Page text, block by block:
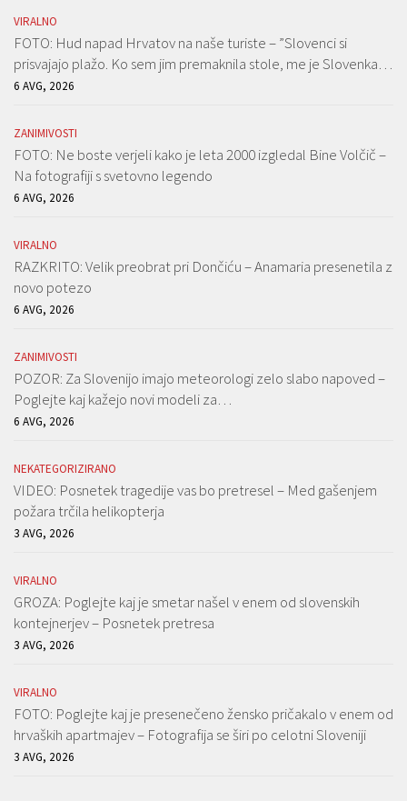
VIRALNO
FOTO: Hud napad Hrvatov na naše turiste – ”Slovenci si
prisvajajo plažo. Ko sem jim premaknila stole, me je Slovenka…
6 AVG, 2026
ZANIMIVOSTI
FOTO: Ne boste verjeli kako je leta 2000 izgledal Bine Volčič –
Na fotografiji s svetovno legendo
6 AVG, 2026
VIRALNO
RAZKRITO: Velik preobrat pri Dončiću – Anamaria presenetila z
novo potezo
6 AVG, 2026
ZANIMIVOSTI
POZOR: Za Slovenijo imajo meteorologi zelo slabo napoved –
Poglejte kaj kažejo novi modeli za…
6 AVG, 2026
NEKATEGORIZIRANO
VIDEO: Posnetek tragedije vas bo pretresel – Med gašenjem
požara trčila helikopterja
3 AVG, 2026
VIRALNO
GROZA: Poglejte kaj je smetar našel v enem od slovenskih
kontejnerjev – Posnetek pretresa
3 AVG, 2026
VIRALNO
FOTO: Poglejte kaj je presenečeno žensko pričakalo v enem od
hrvaških apartmajev – Fotografija se širi po celotni Sloveniji
3 AVG, 2026